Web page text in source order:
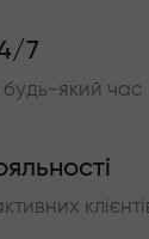
7
будь-який час